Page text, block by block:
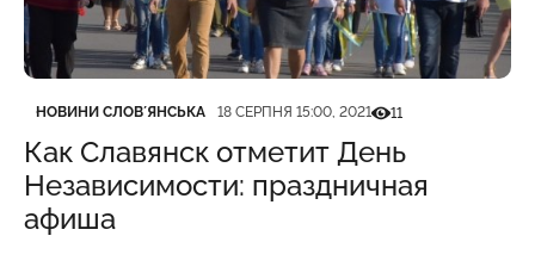
Категорія
НОВИНИ СЛОВʼЯНСЬКА
Дата публікації 18 СЕРПНЯ 15:00, 2021Кількість переглядів
11
Как Славянск отметит День
Независимости: праздничная
афиша